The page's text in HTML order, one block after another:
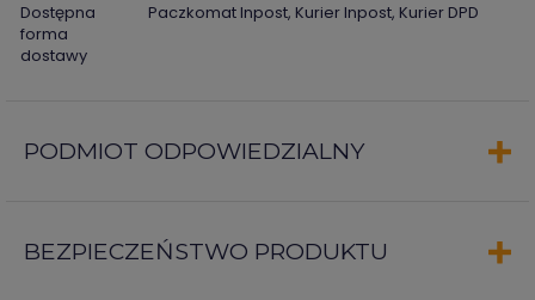
Dostępna
forma
dostawy
Paczkomat Inpost, Kurier Inpost, Kurier DPD
PODMIOT ODPOWIEDZIALNY
BEZPIECZEŃSTWO PRODUKTU